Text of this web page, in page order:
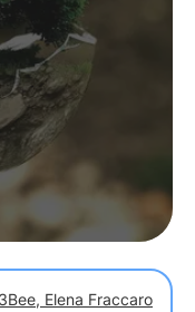
modifie la
le
un levier
entreprise.
3Bee, Elena Fraccaro